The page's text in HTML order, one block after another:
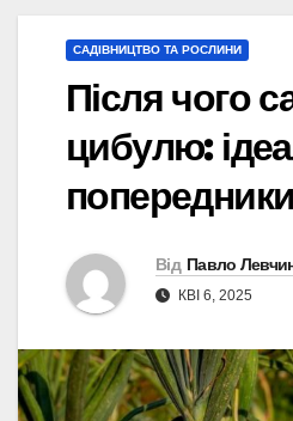
САДІВНИЦТВО ТА РОСЛИНИ
Після чого
цибулю:
попередники
Від Павло
КВІ 6, 2025